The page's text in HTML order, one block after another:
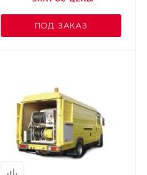
ПОД ЗАКАЗ